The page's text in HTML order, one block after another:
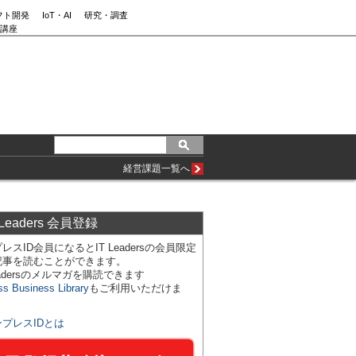
ト開発 IoT・AI
研究・調査
座
経営課題一覧へ
会員登録
スID会員になるとIT Leadersの会員限定
を読むことができます。
のメルマガを購読できます
Business Libraryもご利用いただけま
プレスIDとは